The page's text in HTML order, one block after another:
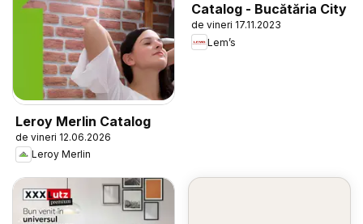
Leroy Merlin Catalog
de vineri 12.06.2026
Leroy Merlin
Catalog - Bucătăria City
de vineri 17.11.2023
Lem’s